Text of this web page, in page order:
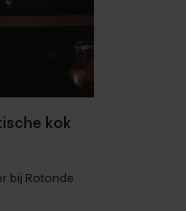
kok
bij Rotonde